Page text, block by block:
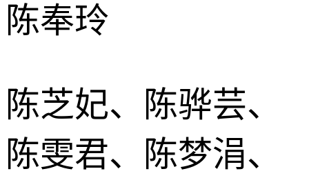
陈奉玲
陈芝妃、陈骅芸、
陈雯君、陈梦涓、